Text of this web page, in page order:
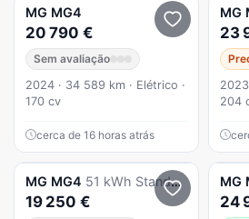
MG MG4
20 790 €
Sem avaliação
2024 · 34 589 km · Elétrico ·
170 cv
cerca de 16 horas atrás
MG
23
204
MG MG4 51 kWh Standard
19 250 €
MG
24